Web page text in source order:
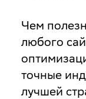
Чем
любого
точные
лучшей